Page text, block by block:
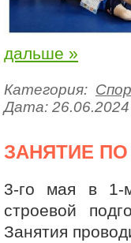
дальше »
Категория:
Дата: 26.06.2024
ЗАНЯТИЕ
3-го мая в 1-
строевой
Занятия